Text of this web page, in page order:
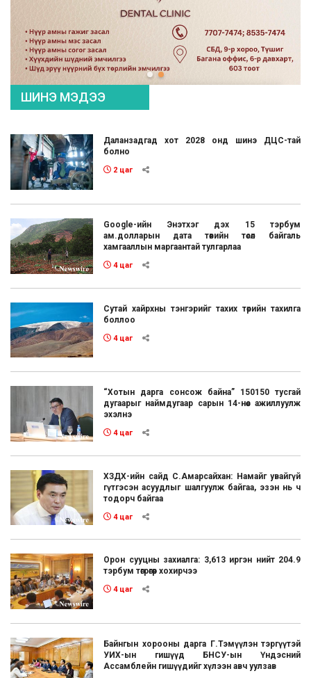
ШИНЭ МЭДЭЭ
Даланзадгад хот 2028 онд шинэ ДЦС-тай
болно
2 цаг
Google-ийн Энэтхэг дэх 15 тэрбум
ам.долларын дата төвийн төсөл байгаль
хамгааллын маргаантай тулгарлаа
4 цаг
Сутай хайрхны тэнгэрийг тахих төрийн тахилга
боллоо
4 цаг
“Хотын дарга сонсож байна” 150150 тусгай
дугаарыг наймдугаар сарын 14-нөөс ажиллуулж
эхэлнэ
4 цаг
ХЗДХ-ийн сайд С.Амарсайхан: Намайг увайгүй
гүтгэсэн асуудлыг шалгуулж байгаа, эзэн нь ч
тодорч байгаа
4 цаг
Орон сууцны захиалга: 3,613 иргэн нийт 204.9
тэрбум төгрөгөөр хохирчээ
4 цаг
Байнгын хорооны дарга Г.Тэмүүлэн тэргүүтэй
УИХ-ын гишүүд БНСУ-ын Үндэсний
Ассамблейн гишүүдийг хүлээн авч уулзав